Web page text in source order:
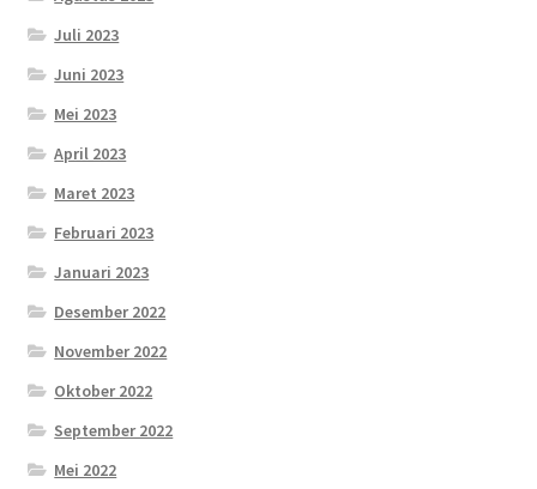
Juli 2023
Juni 2023
Mei 2023
April 2023
Maret 2023
Februari 2023
Januari 2023
Desember 2022
November 2022
Oktober 2022
September 2022
Mei 2022